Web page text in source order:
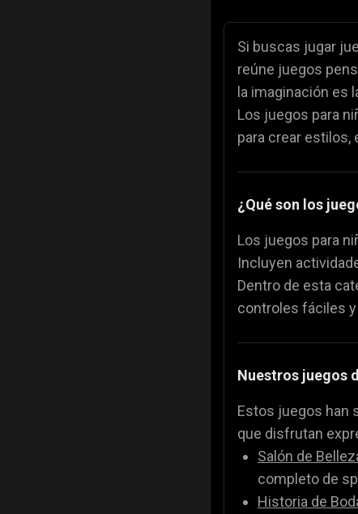
💄 Juegos para
🎨 Juegos de
🍕 Juegos de
Si buscas jugar
reúne juegos
la imaginación es
Los juegos para
para crear
¿Qué son los
Los juegos para
Incluyen
Dentro de esta
controles fáciles y
Nuestros juegos
Estos juegos han
que disfrutan
Salón de
completo de
Historia de